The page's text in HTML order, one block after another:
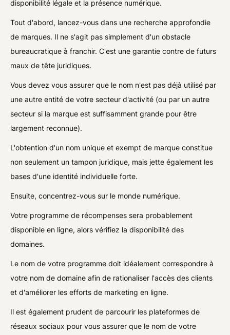
disponibilité légale et la présence numérique.
Tout d'abord, lancez-vous dans une recherche approfondie
de marques. Il ne s'agit pas simplement d'un obstacle
bureaucratique à franchir. C'est une garantie contre de futurs
maux de tête juridiques.
Vous devez vous assurer que le nom n'est pas déjà utilisé par
une autre entité de votre secteur d'activité (ou par un autre
secteur si la marque est suffisamment grande pour être
largement reconnue).
L'obtention d'un nom unique et exempt de marque constitue
non seulement un tampon juridique, mais jette également les
bases d'une identité individuelle forte.
Ensuite, concentrez-vous sur le monde numérique.
Votre programme de récompenses sera probablement
disponible en ligne, alors vérifiez la disponibilité des
domaines.
Le nom de votre programme doit idéalement correspondre à
votre nom de domaine afin de rationaliser l'accès des clients
et d'améliorer les efforts de marketing en ligne.
Il est également prudent de parcourir les plateformes de
réseaux sociaux pour vous assurer que le nom de votre